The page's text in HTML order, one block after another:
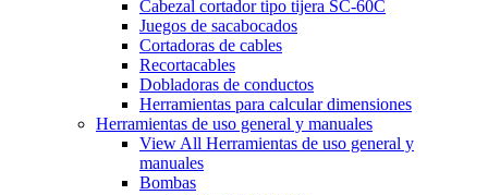
Cabezal cortador tipo tijera SC-60C
Juegos de sacabocados
Cortadoras de cables
Recortacables
Dobladoras de conductos
Herramientas para calcular dimensiones
Herramientas de uso general y manuales
View All Herramientas de uso general y
manuales
Bombas